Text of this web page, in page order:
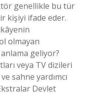
genellikle bu tür
kişiyi ifade eder.
olmayan
geliyor?
veya TV dizileri
sahne yardımcı
Devlet